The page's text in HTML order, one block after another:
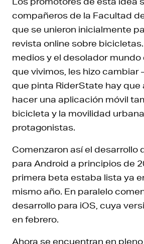
compañeros de la Facultad
que se unieron inicialmente
revista online sobre
medios y el desolador mundo
que vivimos, les hizo cambiar
que pinta RiderState hay que
hacer una aplicación móvil
bicicleta y la movilidad
protagonistas.
Comenzaron así el desarrollo
para Android a principios de
primera beta estaba lista ya
mismo año. En paralelo
desarrollo para iOS, cuya
en febrero.
Ahora se encuentran en pleno